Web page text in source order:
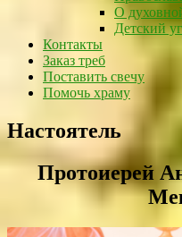
О
Детский
Контакты
Заказ треб
Поставить свечу
Помочь храму
Настоятель
Протоиерей